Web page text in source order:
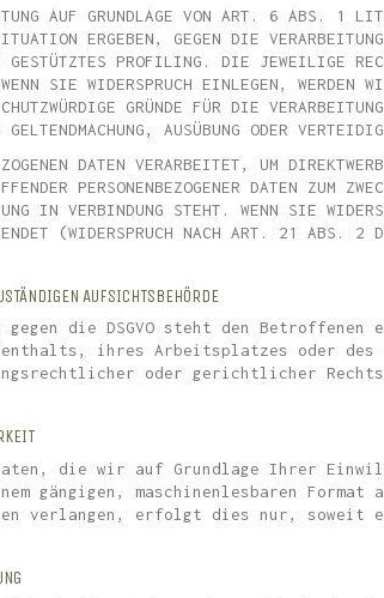
AUF GRUNDLAGE VON ART. 6 ABS. 1
ERGEBEN, GEGEN DIE
GESTÜTZTES PROFILING. DIE JEWEILIGE
WENN SIE WIDERSPRUCH EINLEGEN,
GRÜNDE FÜR DIE
AUSÜBUNG ODER
DATEN VERARBEITET, UM
PERSONENBEZOGENER DATEN ZUM
IN VERBINDUNG STEHT. WENN SIE
(WIDERSPRUCH NACH ART. 21 ABS. 2
AUFSICHTSBEHÖRDE
gegen die DSGVO steht den
ihres Arbeitsplatzes oder des
oder gerichtlicher
die wir auf Grundlage Ihrer
gängigen, maschinenlesbaren
verlangen, erfolgt dies nur, soweit